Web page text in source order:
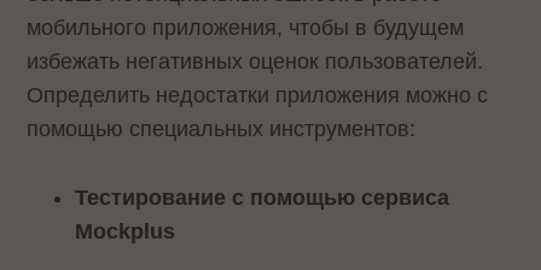
мобильного приложения, чтобы в будущем
избежать негативных оценок пользователей.
Определить недостатки приложения можно с
помощью специальных инструментов:
Тестирование с помощью сервиса
Mockplus